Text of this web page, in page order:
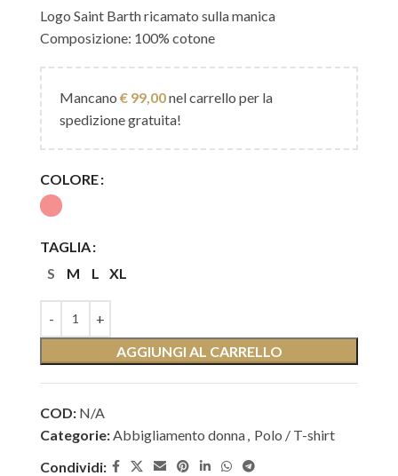
Logo Saint Barth ricamato sulla manica
Composizione: 100% cotone
Mancano € 99,00nel carrello per la
spedizione gratuita!
COLORE
TAGLIA
S
M L XL
AGGIUNGI AL CARRELLO
COD: N/A
Categorie: Abbigliamento donna Polo / T-shirt
Condividi: